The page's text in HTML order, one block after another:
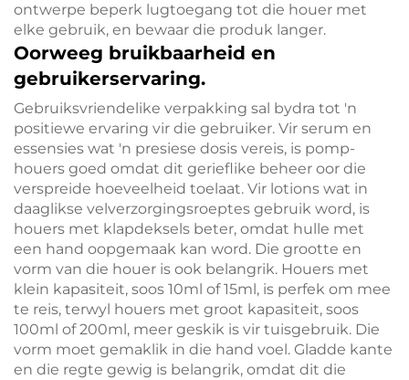
ontwerpe beperk lugtoegang tot die houer met
elke gebruik, en bewaar die produk langer.
Oorweeg bruikbaarheid en
gebruikerservaring.
Gebruiksvriendelike verpakking sal bydra tot 'n
positiewe ervaring vir die gebruiker. Vir serum en
essensies wat 'n presiese dosis vereis, is pomp-
houers goed omdat dit gerieflike beheer oor die
verspreide hoeveelheid toelaat. Vir lotions wat in
daaglikse velverzorgingsroeptes gebruik word, is
houers met klapdeksels beter, omdat hulle met
een hand oopgemaak kan word. Die grootte en
vorm van die houer is ook belangrik. Houers met
klein kapasiteit, soos 10ml of 15ml, is perfek om mee
te reis, terwyl houers met groot kapasiteit, soos
100ml of 200ml, meer geskik is vir tuisgebruik. Die
vorm moet gemaklik in die hand voel. Gladde kante
en die regte gewig is belangrik, omdat dit die